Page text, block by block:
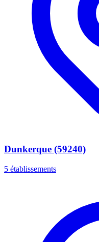
Dunkerque (59240)
5 établissements